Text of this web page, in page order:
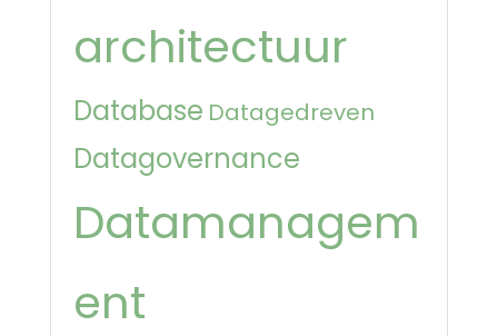
architectuur
Database Datagedreven
Datagovernance
Datamanagem
ent